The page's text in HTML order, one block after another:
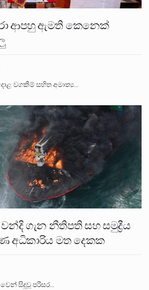
ආපහු ඇමති කෙනෙක්
වගකීම් සහිත අමාත්‍ය…
ගැන නීතිපති සහ සමුද්‍රීය
අධිකාරිය මත දෙකක
සිදුවූ පරිසර…